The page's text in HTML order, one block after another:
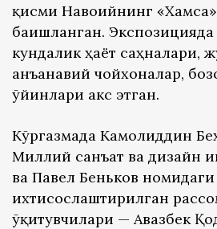
қисми Навоийнинг
бағишланган.
кундалик ҳаёт саҳналари,
анъанавий чойхоналар,
ўйинлари акс этган.
Кўргазмада Камолиддин
Миллий санъат ва дизайн
ва Павел Беньков
ихтисослаштирилган
ўқитувчилари — Авазбек